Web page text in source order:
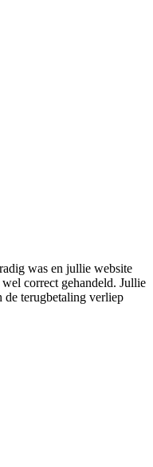
was en jullie website
correct gehandeld. Jullie
de terugbetaling verliep